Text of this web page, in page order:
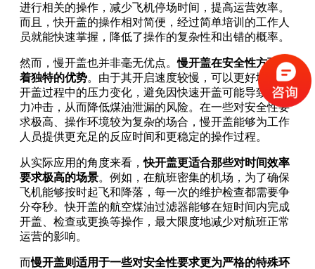
进行相关的操作，减少飞机停场时间，提高运营效率。
而且，快开盖的操作相对简便，经过简单培训的工作人
员就能快速掌握，降低了操作的复杂性和出错的概率。
然而，慢开盖也并非毫无优点。慢开盖在安全性方面有
着独特的优势。由于其开启速度较慢，可以更好地控制
开盖过程中的压力变化，避免因快速开盖可能导致的压
力冲击，从而降低煤油泄漏的风险。在一些对安全性要
求极高、操作环境较为复杂的场合，慢开盖能够为工作
人员提供更充足的反应时间和更稳定的操作过程。
从实际应用的角度来看，快开盖更适合那些对时间效率
要求极高的场景。例如，在航班密集的机场，为了确保
飞机能够按时起飞和降落，每一次的维护检查都需要争
分夺秒。快开盖的航空煤油过滤器能够在短时间内完成
开盖、检查或更换等操作，最大限度地减少对航班正常
运营的影响。
而慢开盖则适用于一些对安全性要求更为严格的特殊环